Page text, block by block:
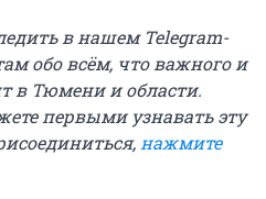
в нашем Telegram-
обо всём, что важного и
в Тюмени и области.
первыми узнавать эту
нажмите